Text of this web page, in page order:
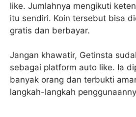
like. Jumlahnya mengikuti
itu sendiri. Koin tersebut bisa
gratis dan berbayar.
Jangan khawatir, Getinsta
sebagai platform auto like. Ia
banyak orang dan terbukti
langkah-langkah